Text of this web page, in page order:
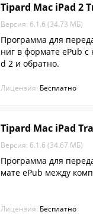
Tipard Mac iPad 2
Версия: 6.1.6 (34.73 МБ)
Программа для
ниг в формате ePub
d 2 и обратно.
Лицензия: Бесплатно
Tipard Mac iPad
Версия: 6.1.6 (34.67 МБ)
Программа для
мате ePub между
Лицензия: Бесплатно